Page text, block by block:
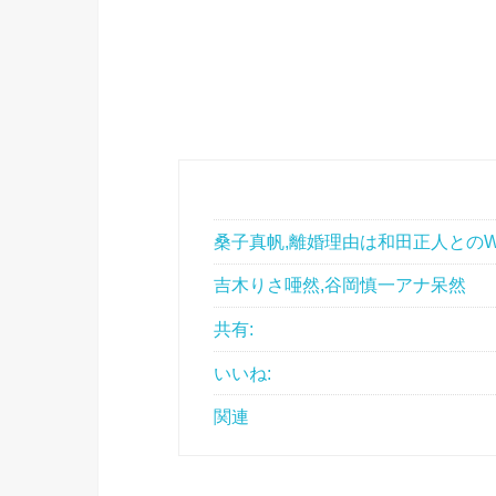
桑子真帆,離婚理由は和田正人との
吉木りさ唖然,谷岡慎一アナ呆然
共有:
いいね:
関連